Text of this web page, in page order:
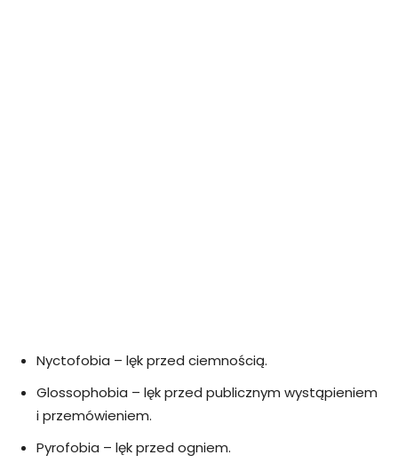
Nyctofobia – lęk przed ciemnością.
Glossophobia – lęk przed publicznym wystąpieniem
i przemówieniem.
Pyrofobia – lęk przed ogniem.